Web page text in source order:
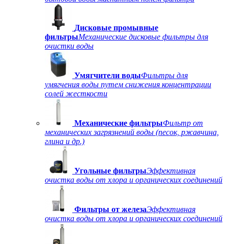
Дисковые промывные
фильтрыМеханические дисковые фильтры для
очистки воды
Умягчители водыФильтры для
умягчения воды путем снижения концентрации
солей жесткости
Механические фильтрыФильтр от
механических загрязнений воды (песок, ржавчина,
глина и др.)
Угольные фильтрыЭффективная
очистка воды от хлора и органических соединений
Фильтры от железаЭффективная
очистка воды от хлора и органических соединений